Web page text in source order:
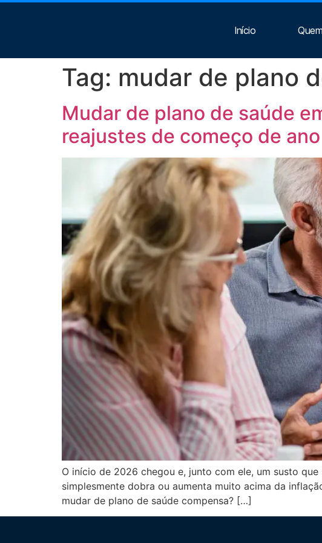
Início
Tag: mudar de plano
Mudar de plano de saúde
reajustes de começo de ano
O início de 2026 chegou e, junto com ele, um susto
simplesmente dobra ou aumenta muito acima da
mudar de plano de saúde compensa? […]